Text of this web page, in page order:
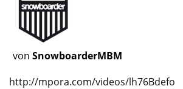
von SnowboarderMBM
http://mpora.com/videos/lh76Bdefo